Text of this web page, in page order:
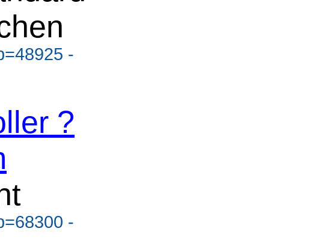
-
?
-